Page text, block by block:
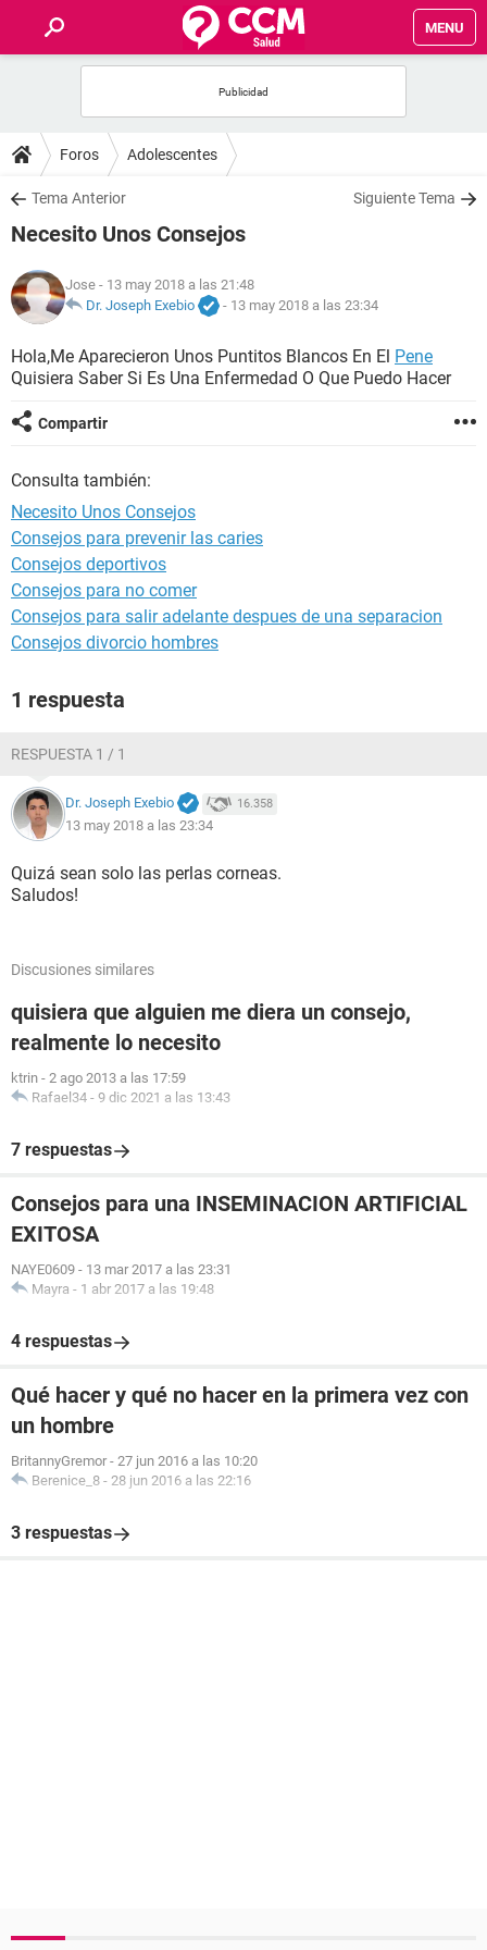
MENU
FOROS
SALUD
NUTRICIÓN
BIENESTAR
SEXUALIDAD
GLOSARIO
Foros Adolescentes
Tema Anterior Siguiente Tema
Necesito Unos Consejos
Jose - 13 may 2018 a las 21:48
Dr. Joseph Exebio
- 13 may 2018 a las 23:34
Hola,Me Aparecieron Unos Puntitos Blancos En El Pene
Quisiera Saber Si Es Una Enfermedad O Que Puedo Hacer
Compartir
Consulta también:
Necesito Unos Consejos
Consejos para prevenir las caries
Consejos deportivos
Consejos para no comer
Consejos para salir adelante despues de una separacion
Consejos divorcio hombres
1 respuesta
RESPUESTA 1 / 1
Dr. Joseph Exebio 16.358
13 may 2018 a las 23:34
Quizá sean solo las perlas corneas.
Saludos!
Discusiones similares
quisiera que alguien me diera un consejo,
realmente lo necesito
ktrin - 2 ago 2013 a las 17:59
Rafael34 - 9 dic 2021 a las 13:43
7 respuestas
Consejos para una INSEMINACION ARTIFICIAL
EXITOSA
NAYE0609 - 13 mar 2017 a las 23:31
Mayra - 1 abr 2017 a las 19:48
4 respuestas
Qué hacer y qué no hacer en la primera vez con
un hombre
BritannyGremor - 27 jun 2016 a las 10:20
Berenice_8 - 28 jun 2016 a las 22:16
3 respuestas